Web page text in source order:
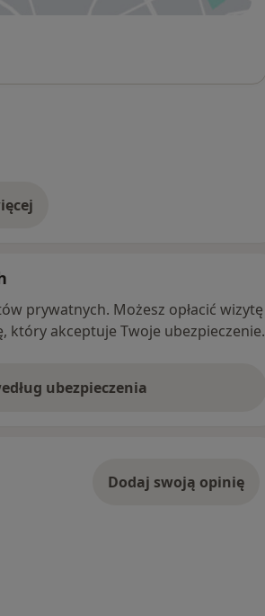
prywatnych. Możesz opłacić wizytę
który akceptuje Twoje ubezpieczenie.
ubezpieczenia
Dodaj swoją opinię